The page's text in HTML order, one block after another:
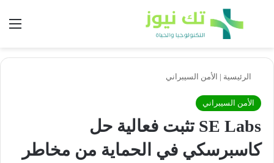
بحث عن
الرئيسية | الأمن السيبراني
الأمن السيبراني
SE Labs تثبت فعالية حل
كاسبرسكي في الحماية من مخاطر